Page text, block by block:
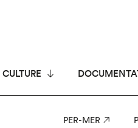
CULTURE
PER-MER